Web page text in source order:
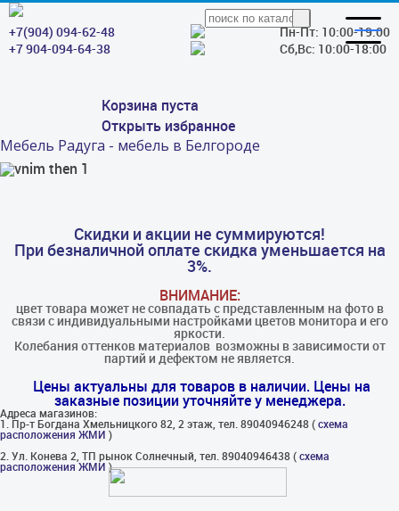
+7(904) 094-62-48
+7 904-094-64-38
Пн-Пт: 10:00-19:00
Сб,Вс: 10:00-18:00
Корзина пуста
Открыть избранное
Мебель Радуга - мебель в Белгороде
Скидки и акции не суммируются!
При безналичной оплате скидка уменьшается на
3%.
ВНИМАНИЕ:
цвет товара может не совпадать с представленным на фото в
связи с индивидуальными настройками цветов монитора и его
яркости.
Колебания оттенков материалов​ ​ возможны в зависимости от
партий и дефектом не является.
Цены актуальны для товаров в наличии. Цены на
заказные позиции уточняйте у менеджера.
Адреса магазинов:
1. Пр-т Богдана Хмельницкого 82, 2 этаж, тел. 89040946248 ( схема
расположения ЖМИ )
2. Ул. Конева 2, ТП рынок Солнечный, тел. 89040946438 ( схема
расположения ЖМИ )